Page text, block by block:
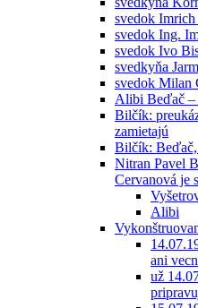
svedok
svedok Ing.
svedok Ivo
svedkyňa
svedok Milan
Alibi Beďač –
Bilčík:
zamietajú
Bilčík: Beďač,
Nitran Pavel
Cervanová je
Alibi
ani
už